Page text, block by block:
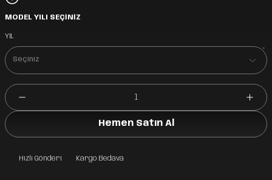
MODEL YILI SEÇİNİZ
YIL
*
Hemen Satın Al
Hızlı Gönderi Kargo Bedava